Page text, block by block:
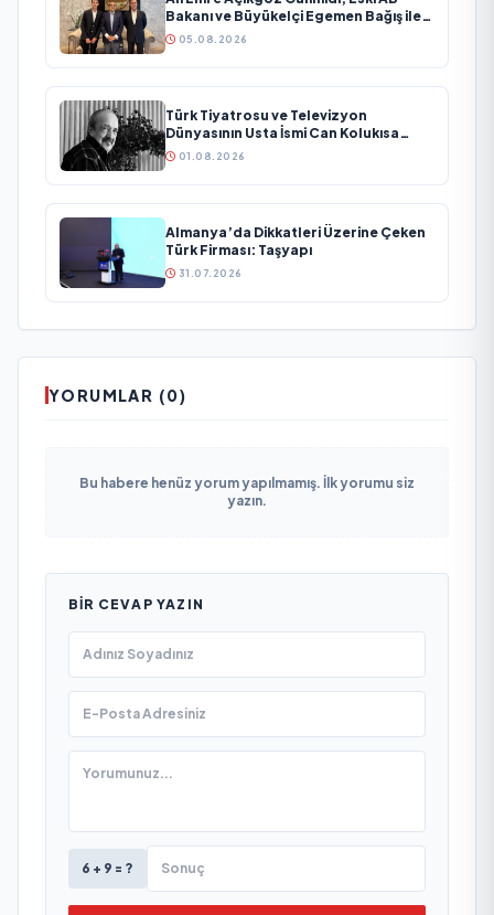
Bakanı ve Büyükelçi Egemen Bağış ile
Bir Araya Geldi
05.08.2026
Türk Tiyatrosu ve Televizyon
Dünyasının Usta İsmi Can Kolukısa
Hayatını Kaybetti
01.08.2026
Almanya’da Dikkatleri Üzerine Çeken
Türk Firması: Taşyapı
31.07.2026
YORUMLAR (0)
Bu habere henüz yorum yapılmamış. İlk yorumu siz
yazın.
BIR CEVAP YAZIN
6 + 9 = ?